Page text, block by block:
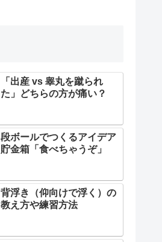
「出産 vs 睾丸を蹴られ
た」どちらの方が痛い？
段ボールでつくるアイデア
貯金箱「食べちゃうぞ」
背浮き（仰向けで浮く）の
教え方や練習方法